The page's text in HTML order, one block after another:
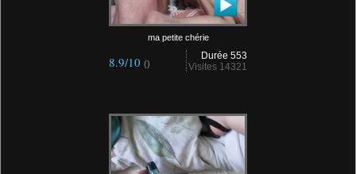
ma petite chérie
Durée 553
Visites 14321
8.9/10 ()